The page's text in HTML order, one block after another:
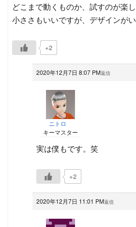
どこまで動くものか、試すのが楽し
小ささもいいですが、デザインがい
+2
2020年12月7日 8:07 PM返信
ニトロ
キーマスター
実は僕もです。笑
+2
2020年12月7日 11:01 PM返信